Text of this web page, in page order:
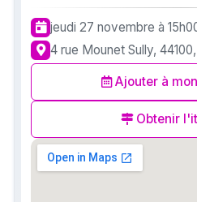
jeudi 27 novembre à
4 rue Mounet Sully,
Ajouter à
Obtenir